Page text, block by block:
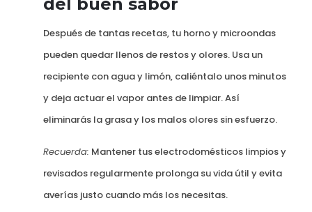
Después de tantas recetas, tu horno y microondas
pueden quedar llenos de restos y olores. Usa un
recipiente con agua y limón, caliéntalo unos minutos
y deja actuar el vapor antes de limpiar. Así
eliminarás la grasa y los malos olores sin esfuerzo.
Recuerda: Mantener tus electrodomésticos limpios y
revisados regularmente prolonga su vida útil y evita
averías justo cuando más los necesitas.